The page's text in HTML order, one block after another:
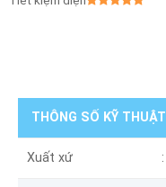
THÔNG SỐ KỸ THUẬT
Xuất xứ